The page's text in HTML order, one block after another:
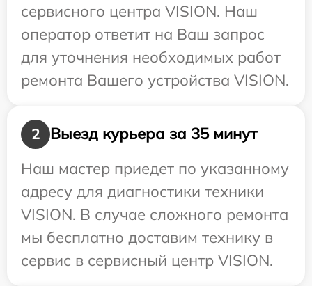
сервисного центра VISION. Наш
оператор ответит на Ваш запрос
для уточнения необходимых работ
ремонта Вашего устройства VISION.
2
Выезд курьера за 35 минут
Наш мастер приедет по указанному
адресу для диагностики техники
VISION. В случае сложного ремонта
мы бесплатно доставим технику в
сервис в сервисный центр VISION.